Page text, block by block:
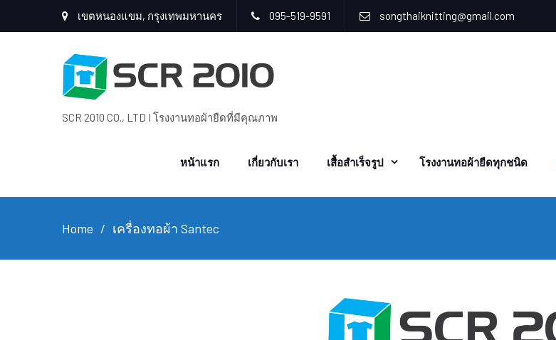
เขตหนองแขม, กรุงเทพมหานคร 095-519-9591 songthaiknitting@gmail.com
SCR 2010 CO., LTD I โรงงานทอผ้ายืดที่มีคุณภาพ
หน้าแรก เกี่ยวกับเรา เสื้อสำเร็จรูป โรงงานทอผ้ายืดทุกชนิด
Home เครื่องทอผ้า Santec